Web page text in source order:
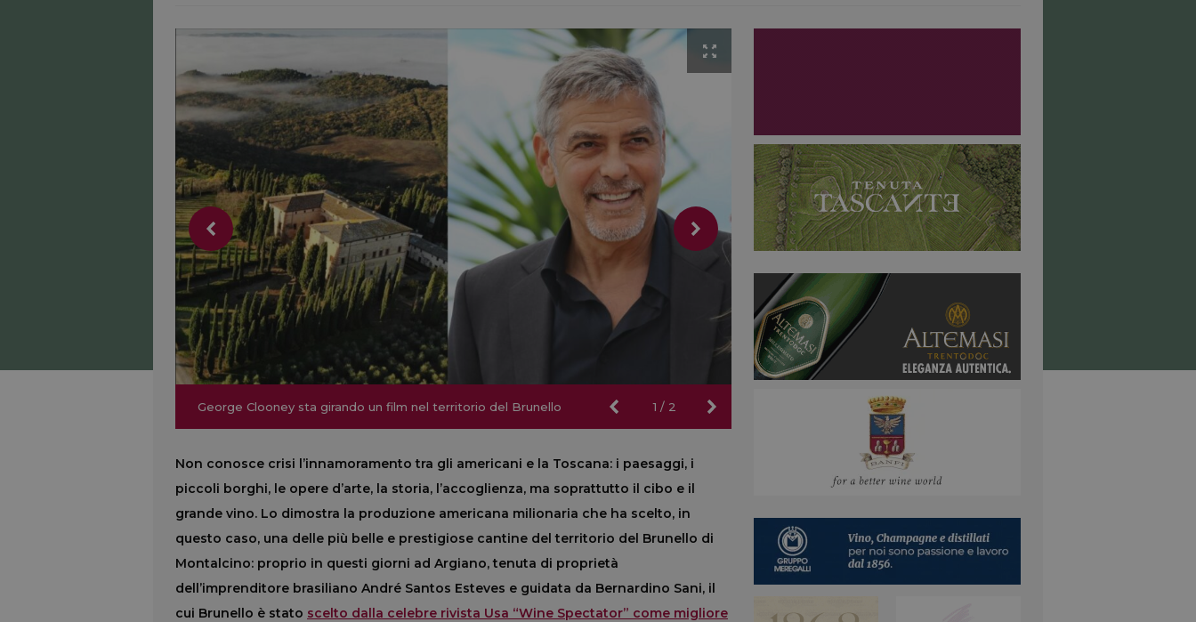
1 / 2
George Clooney sta girando un film nel territorio del Brunello
George Clooney sta girando un film nel territorio del Brunello
Non conosce crisi l’innamoramento tra gli americani e la Toscana: i paesaggi, i
piccoli borghi, le opere d’arte, la storia, l’accoglienza, ma soprattutto il cibo e il
grande vino. Lo dimostra la produzione americana milionaria che ha scelto, in
questo caso, una delle più belle e prestigiose cantine del territorio del Brunello di
Montalcino: proprio in questi giorni ad Argiano, tenuta di proprietà
dell’imprenditore brasiliano André Santos Esteves e guidata da Bernardino Sani, il
cui Brunello è stato scelto dalla celebre rivista Usa “Wine Spectator” come migliore